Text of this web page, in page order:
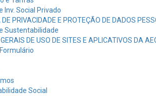
Inv. Social Privado
DE PRIVACIDADE E PROTEÇÃO DE DADOS
Sustentabilidade
DE USO DE SITES E APLICATIVOS DA
Social